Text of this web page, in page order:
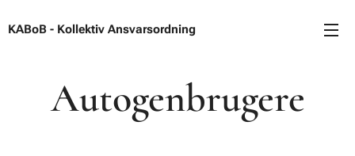
KABoB - Kollektiv Ansvarsordning
Autogenbrugere